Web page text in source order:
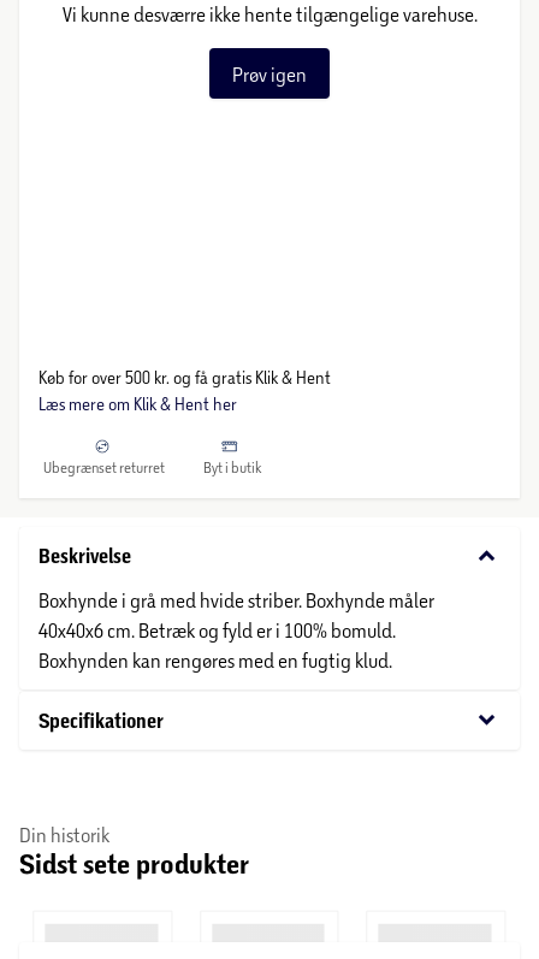
Vi kunne desværre ikke hente tilgængelige varehuse.
Prøv igen
Køb for over 500 kr. og få gratis Klik & Hent
Læs mere om Klik & Hent her
Ubegrænset returret Byt i butik
Beskrivelse keyboard_arrow_down
Boxhynde i grå med hvide striber. Boxhynde måler
40x40x6 cm. Betræk og fyld er i 100% bomuld.
Boxhynden kan rengøres med en fugtig klud.
Specifikationer keyboard_arrow_down
Din historik
Sidst sete produkter